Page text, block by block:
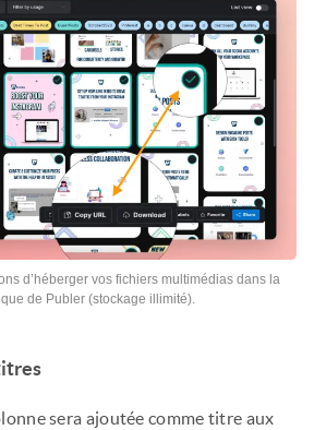
d’héberger vos fichiers multimédias dans la
de Publer (stockage illimité).
sera ajoutée comme titre aux